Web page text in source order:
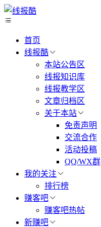
首页
线报酷
本站公告区
线报知识库
线报教学区
文章归档区
关于本站
免责声明
交流合作
活动投稿
QQ/WX群
我的关注
排行榜
赚客吧
赚客吧热帖
新赚吧